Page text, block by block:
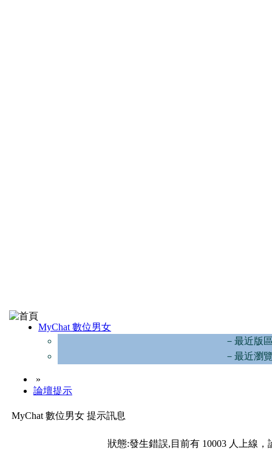
MyChat 數位男女
－最近版
－最近瀏
»
論壇提示
MyChat 數位男女 提示訊息
狀態:發生錯誤,目前有 10003 人上線